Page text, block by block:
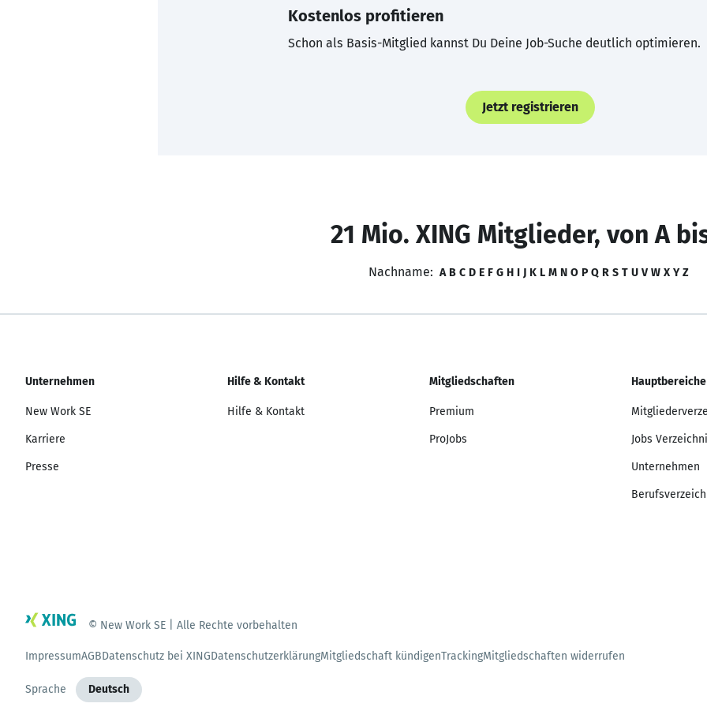
Kostenlos profitieren
Schon als Basis-Mitglied kannst Du Deine Job-Suche deutlich optimieren.
Jetzt registrieren
21 Mio. XING Mitglieder, von A
Nachname: A B C D E F G H I J K L M N O P Q R S T U V W X Y Z
Unternehmen
New Work SE
Karriere
Presse
Hilfe & Kontakt
Hilfe & Kontakt
Mitgliedschaften
Premium
ProJobs
Hauptbereiche
Jobs
Unternehmen
© New Work SE | Alle Rechte vorbehalten
ImpressumAGBDatenschutz bei XINGDatenschutzerklärungMitgliedschaft kündigenTrackingMitgliedschaften widerrufen
Sprache Deutsch